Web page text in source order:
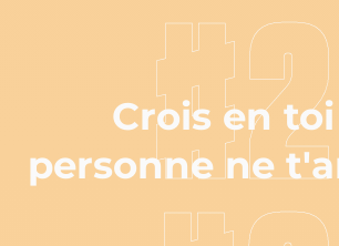
Crois en
personne ne